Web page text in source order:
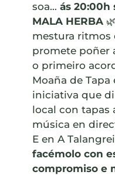
soa… ás 20:00h
MALA HERBA
mestura ritmos
promete poñer
o primeiro
Moaña de Tapa
iniciativa que
local con tapas
música en
E en A
facémolo con
compromiso e